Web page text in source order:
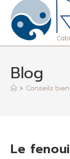
Blog
> Conseils
Le